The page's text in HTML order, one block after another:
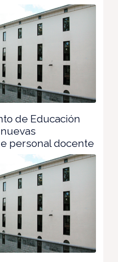
de Educación
personal docente